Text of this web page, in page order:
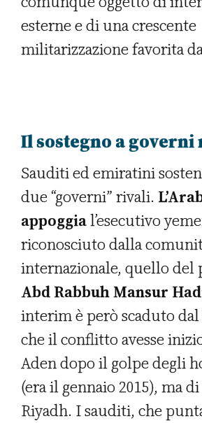
esterne e di una crescente
militarizzazione favorita
Il sostegno a
Sauditi ed emiratini
due “governi” rivali.
appoggial’esecutivo
riconosciuto dalla
internazionale, quello del
Abd Rabbuh Mansur
interim è però scaduto
che il conflitto avesse
Aden dopo il golpe degli
(era il gennaio 2015), ma
Riyadh. I sauditi, che